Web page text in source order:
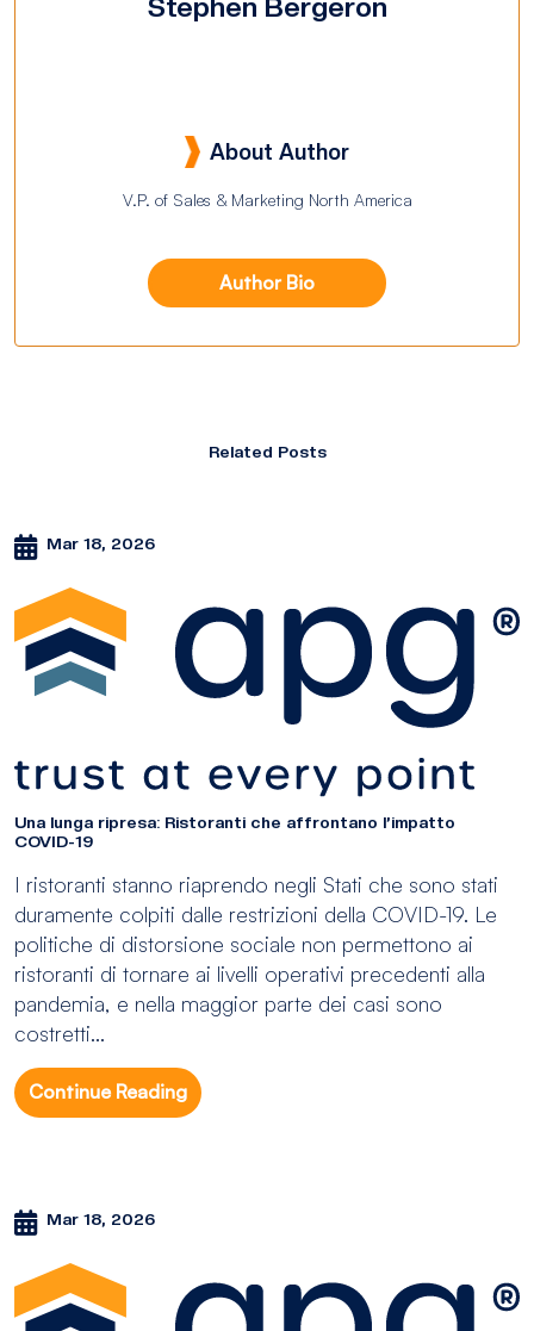
Stephen Bergeron
About Author
V.P. of Sales & Marketing North America
Author Bio
Related Posts
Mar 18, 2026
Una lunga ripresa: Ristoranti che affrontano l’impatto
COVID-19
I ristoranti stanno riaprendo negli Stati che sono stati
duramente colpiti dalle restrizioni della COVID-19. Le
politiche di distorsione sociale non permettono ai
ristoranti di tornare ai livelli operativi precedenti alla
pandemia, e nella maggior parte dei casi sono
costretti...
Continue Reading
Mar 18, 2026